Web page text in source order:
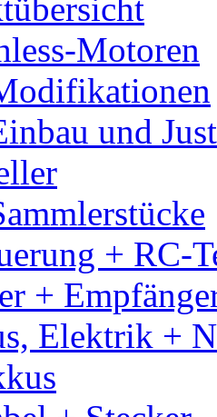
Motoren
und
+ RC-
+
Elektrik +